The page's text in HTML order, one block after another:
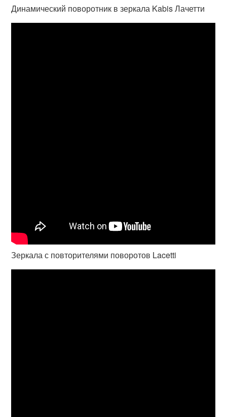
Динамический поворотник в зеркала Kabis Лачетти
Зеркала с повторителями поворотов Lacetti